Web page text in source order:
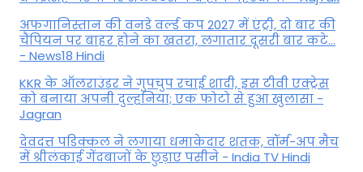
अफगानिस्तान की वनडे वर्ल्ड कप 2027 में एंट्री, दो बार की
चैंपियन पर बाहर होने का खतरा, लगातार दूसरी बार कटे...
- News18 Hindi
KKR के ऑलराउंडर ने गुपचुप रचाई शादी, इस टीवी एक्ट्रेस
को बनाया अपनी दुल्हनिया; एक फोटो से हुआ खुलासा -
Jagran
देवदत्त पडिक्कल ने लगाया धमाकेदार शतक, वॉर्म-अप मैच
में श्रीलंकाई गेंदबाजों के छुड़ाए पसीने - India TV Hindi